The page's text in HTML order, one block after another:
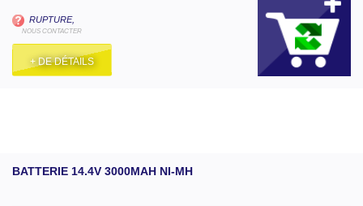
RUPTURE,
NOUS CONTACTER
+ DE DÉTAILS
BATTERIE 14.4V 3000MAH NI-MH